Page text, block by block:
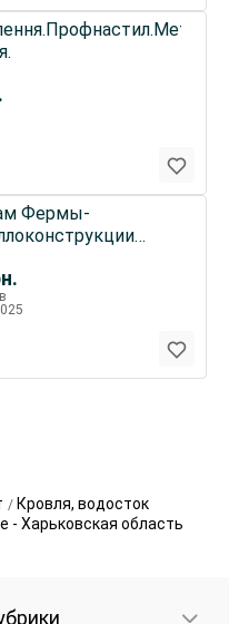
Фермы-
Кровля, водосток
- Харьковская область